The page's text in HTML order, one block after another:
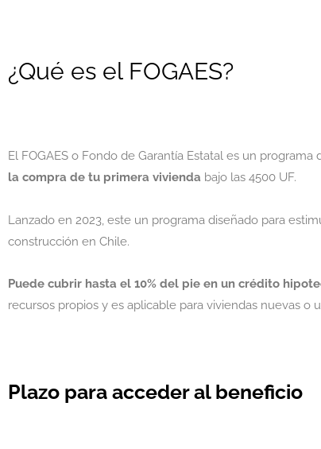
¿Qué es el FOGAES?
El FOGAES o Fondo de Garantía Estatal es un
la compra de tu primera vivienda bajo las 4500 UF.
Lanzado en 2023, este un programa diseñado para
construcción en Chile.
Puede cubrir hasta el 10% del pie en un crédito
recursos propios y es aplicable para viviendas nuevas o
Plazo para acceder al beneficio